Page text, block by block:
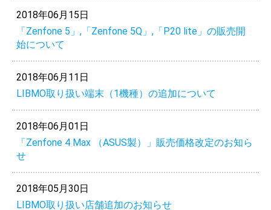
2018年06月15日
「Zenfone 5」,「Zenfone 5Q」,「P20 lite」の販売開
始について
2018年06月11日
LIBMO取り扱い端末（1機種）の追加について
2018年06月01日
「Zenfone 4 Max （ASUS製）」販売価格改定のお知ら
せ
2018年05月30日
LIBMO取り扱い店舗追加のお知らせ